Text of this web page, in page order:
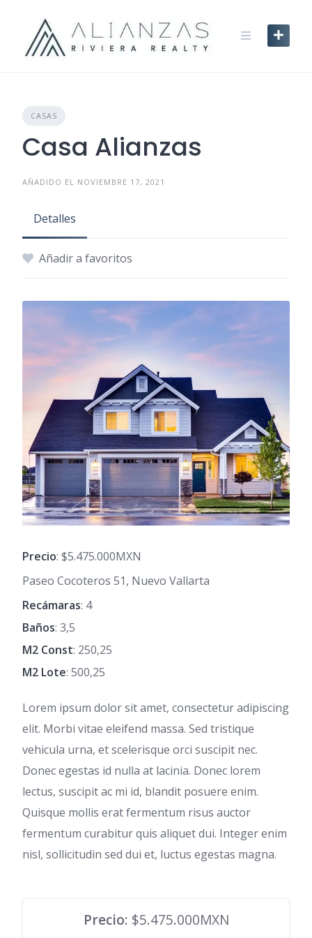
content
CASAS
Casa Alianzas
AÑADIDO EL NOVIEMBRE 17, 2021
Detalles
Añadir a favoritos
Precio: $5.475.000MXN
Paseo Cocoteros 51, Nuevo Vallarta
Recámaras: 4
Baños: 3,5
M2 Const: 250,25
M2 Lote: 500,25
Lorem ipsum dolor sit amet, consectetur adipiscing
elit. Morbi vitae eleifend massa. Sed tristique
vehicula urna, et scelerisque orci suscipit nec.
Donec egestas id nulla at lacinia. Donec lorem
lectus, suscipit ac mi id, blandit posuere enim.
Quisque mollis erat fermentum risus auctor
fermentum curabitur quis aliquet dui. Integer enim
nisl, sollicitudin sed dui et, luctus egestas magna.
Precio: $5.475.000MXN